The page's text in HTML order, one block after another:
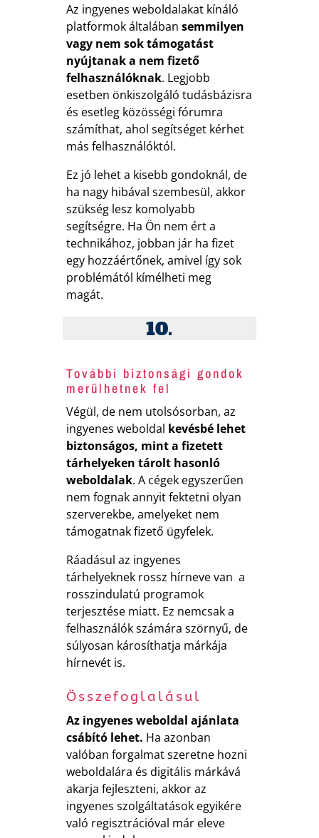
Az ingyenes weboldalakat kínáló
platformok általábansemmilyen
vagy nem sok támogatást
nyújtanak a nem fizető
felhasználóknak. Legjobb
esetben önkiszolgáló tudásbázisra
és esetleg közösségi fórumra
számíthat, ahol segítséget kérhet
más felhasználóktól.
Ez jó lehet a kisebb gondoknál, de
ha nagy hibával szembesül, akkor
szükség lesz komolyabb
segítségre. Ha Ön nem ért a
technikához, jobban jár ha fizet
egy hozzáértőnek, amivel így sok
problémától kímélheti meg
magát.
10.
További biztonsági gondok
merülhetnek fel
Végül, de nem utolsósorban, az
ingyenes weboldal kevésbé lehet
biztonságos, mint a fizetett
tárhelyeken tárolt hasonló
weboldalak. A cégek egyszerűen
nem fognak annyit fektetni olyan
szerverekbe, amelyeket nem
támogatnak fizető ügyfelek.
Ráadásul az ingyenes
tárhelyeknek rossz hírneve van a
rosszindulatú programok
terjesztése miatt. Ez nemcsak a
felhasználók számára szörnyű, de
súlyosan károsíthatja márkája
hírnevét is.
Összefoglalásul
Az ingyenes weboldal ajánlata
csábító lehet. Ha azonban
valóban forgalmat szeretne hozni
weboldalára és digitális márkává
akarja fejleszteni, akkor az
ingyenes szolgáltatások egyikére
való regisztrációval már eleve